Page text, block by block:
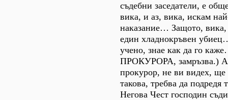
съдебни заседатели, е
вика, и аз, вика, искам
наказание… Защото, вика,
един хладнокръвен
учено, знае как да го
ПРОКУРОРА, замръзва.)
прокурор, не ви видех,
такова, требва да
Негова Чест господин